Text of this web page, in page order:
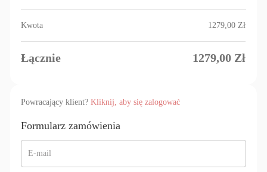
Kwota 1279,00 Zł
Łącznie 1279,00 Zł
Powracający klient?Kliknij, aby się zalogować
Formularz zamówienia
E-mail